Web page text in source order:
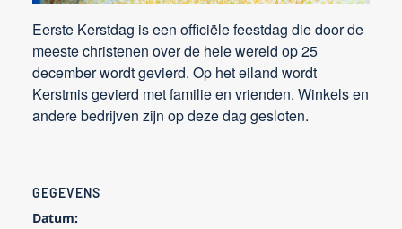
Eerste Kerstdag is een officiële feestdag die door de
meeste christenen over de hele wereld op 25
december wordt gevierd. Op het eiland wordt
Kerstmis gevierd met familie en vrienden. Winkels en
andere bedrijven zijn op deze dag gesloten.
GEGEVENS
Datum: